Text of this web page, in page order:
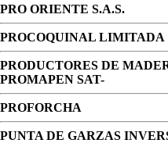
PRO ORIENTE S.A.S.
PROCOQUINAL LIMITADA
PRODUCTORES DE
PROMAPEN SAT-
PROFORCHA
PUNTA DE GARZAS